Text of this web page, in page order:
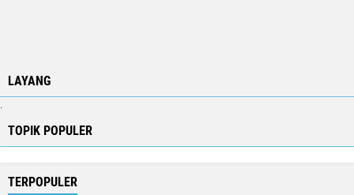
LAYANG
.
TOPIK POPULER
TERPOPULER